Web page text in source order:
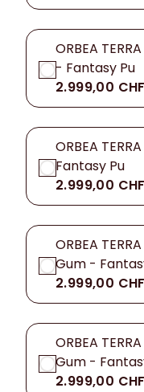
ORBEA
- Fantasy Pu
2.999,00 CHF
ORBEA
Fantasy Pu
2.999,00 CHF
ORBEA
Gum -
2.999,00 CHF
ORBEA
Gum -
2.999,00 CHF